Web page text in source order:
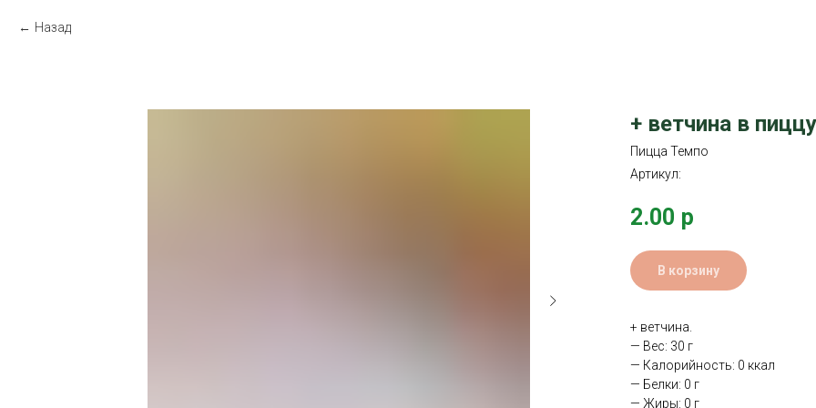
Назад
+ ветчина в пиццу
Пицца Темпо
Артикул:
2.00 р
В корзину
+ ветчина.
— Вес: 30 г
— Калорийность: 0 ккал
— Белки: 0 г
— Жиры: 0 г